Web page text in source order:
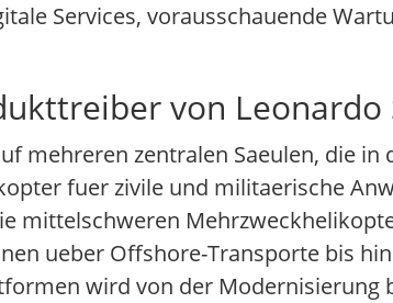
Services, vorausschauende
von Leonardo
mehreren zentralen Saeulen, die in
fuer zivile und militaerische
mittelschweren
ueber Offshore-Transporte bis
wird von der Modernisierung